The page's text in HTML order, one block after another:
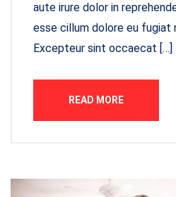
aute irure dolor in
esse cillum dolore eu fugiat
Excepteur sint occaecat […]
READ MORE